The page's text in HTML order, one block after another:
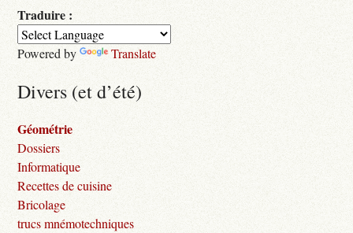
Traduire :
Powered by Translate
Divers (et d’été)
Géométrie
Dossiers
Informatique
Recettes de cuisine
Bricolage
trucs mnémotechniques